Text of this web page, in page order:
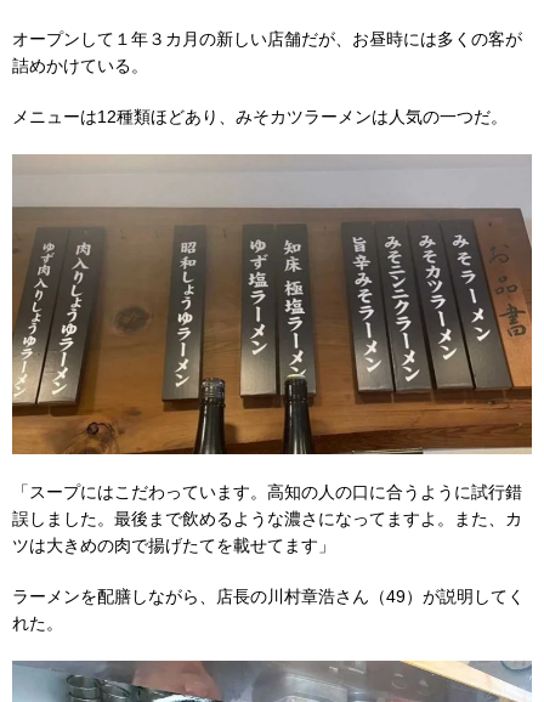
オープンして１年３カ月の新しい店舗だが、お昼時には多くの客が
詰めかけている。
メニューは12種類ほどあり、みそカツラーメンは人気の一つだ。
「スープにはこだわっています。高知の人の口に合うように試行錯
誤しました。最後まで飲めるような濃さになってますよ。また、カ
ツは大きめの肉で揚げたてを載せてます」
ラーメンを配膳しながら、店長の川村章浩さん（49）が説明してく
れた。